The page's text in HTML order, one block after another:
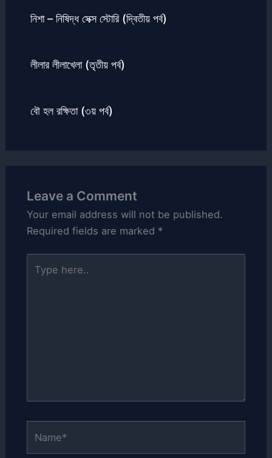
নিশা – নিষিদ্ধ সেক্স স্টোরি (দ্বিতীয় পর্ব)
লীলার লীলাখেলা (তৃতীয় পর্ব)
বৌ হল রক্ষিতা (৩য় পর্ব)
Leave a Comment
Your email address will not be published.
Required fields are marked *
here..